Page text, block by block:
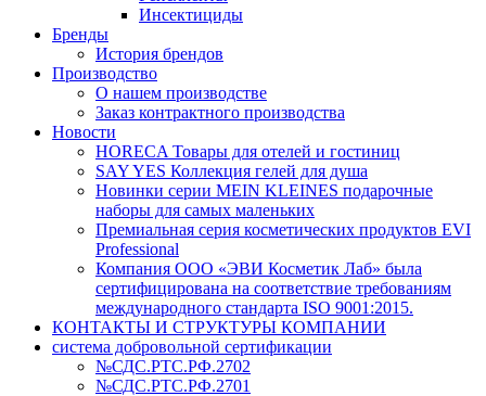
Инсектициды
Бренды
История брендов
Производство
О нашем производстве
Заказ контрактного производства
Новости
HORECA Товары для отелей и гостиниц
SAY YES Коллекция гелей для душа
Новинки серии MEIN KLEINES подарочные
наборы для самых маленьких
Премиальная серия косметических продуктов EVI
Professional
Компания ООО «ЭВИ Косметик Лаб» была
сертифицирована на соответствие требованиям
международного стандарта ISO 9001:2015.
КОНТАКТЫ И СТРУКТУРЫ КОМПАНИИ
система добровольной сертификации
№СДС.РТС.РФ.2702
№СДС.РТС.РФ.2701